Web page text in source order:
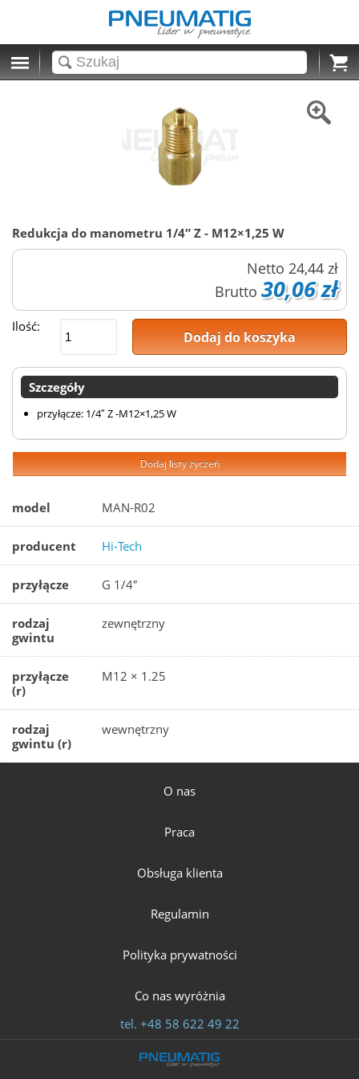
Cart
Redukcja do manometru 1/4″ Z - M12×1,25 W
Netto 24,44 zł
Brutto 30,06 zł
Ilość:
Dodaj do koszyka
Szczegóły
przyłącze: 1/4″ Z -M12×1,25 W
Dodaj listy życzeń
model MAN-R02
producent Hi-Tech
przyłącze G 1/4″
rodzaj
gwintu
zewnętrzny
przyłącze
(r)
M12 × 1.25
rodzaj
gwintu (r)
wewnętrzny
O nas
Praca
Obsługa klienta
Regulamin
Polityka prywatności
Co nas wyróżnia
tel. +48 58 622 49 22